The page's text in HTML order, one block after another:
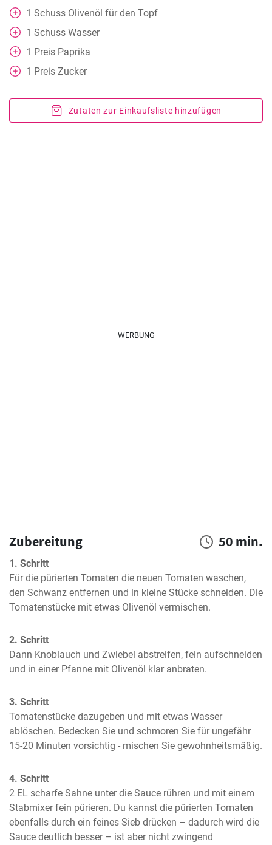
1 Schuss Olivenöl für den Topf
1 Schuss Wasser
1 Preis Paprika
1 Preis Zucker
Zutaten zur Einkaufsliste hinzufügen
WERBUNG
Zubereitung 50 min.
1. Schritt
Für die pürierten Tomaten die neuen Tomaten waschen,
den Schwanz entfernen und in kleine Stücke schneiden. Die
Tomatenstücke mit etwas Olivenöl vermischen.
2. Schritt
Dann Knoblauch und Zwiebel abstreifen, fein aufschneiden
und in einer Pfanne mit Olivenöl klar anbraten.
3. Schritt
Tomatenstücke dazugeben und mit etwas Wasser
ablöschen. Bedecken Sie und schmoren Sie für ungefähr
15-20 Minuten vorsichtig - mischen Sie gewohnheitsmäßig.
4. Schritt
2 EL scharfe Sahne unter die Sauce rühren und mit einem
Stabmixer fein pürieren. Du kannst die pürierten Tomaten
ebenfalls durch ein feines Sieb drücken – dadurch wird die
Sauce deutlich besser – ist aber nicht zwingend